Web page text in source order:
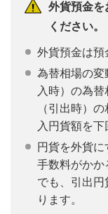
外貨預金を
ください。
外貨預金は預
為替相場の変
入時）の為
（引出時）
入円貨額を下
円貨を外貨
手数料がかか
でも、引出
ります。